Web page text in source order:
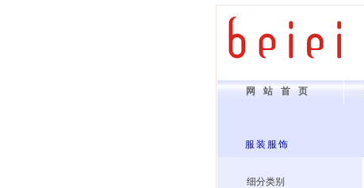
网站首页
服装服饰
细分类别